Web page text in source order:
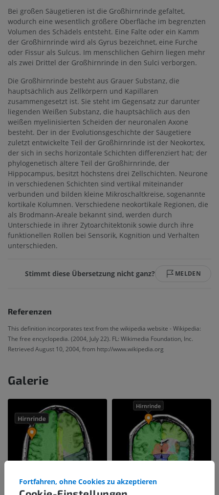
Bei großen Säugetieren ist die Großhirnrinde gefaltet,
wodurch eine wesentlich größere Oberfläche im begrenzten
Volumen des Schädels entsteht. Eine Falte oder ein Kamm
der Großhirnrinde wird als Gyrus bezeichnet, eine Furche
oder Fissur als Sulcus. Im menschlichen Gehirn liegen mehr
als zwei Drittel der Großhirnrinde in den Sulci verborgen.
Die Großhirnrinde besteht aus Grauer Substanz, die
hauptsächlich aus Zellkörpern und Kapillaren
zusammengesetzt ist. Sie steht im Gegensatz zur darunter
liegenden Weißen Substanz, die hauptsächlich aus den
weißen myelinisierten Scheiden der neuronalen Axone
besteht. Der in der Evolutionsgeschichte der Säugetiere
zuletzt entwickelte Teil der Großhirnrinde ist der Neokortex,
der sich in sechs horizontale Schichten differenziert hat; der
phylogenetisch ältere Teil der Großhirnrinde, der
Hippocampus, besitzt höchstens drei Zellschichten. Neurone
in verschiedenen Schichten sind vertikal miteinander
verbunden und bilden kleine Mikroschaltkreise, sogenannte
kortikale Kolumnen. Verschiedene neokortikale Regionen, die
als Brodmann-Areale bekannt sind, werden durch
Unterschiede in ihrer Zytoarchitektonik sowie durch ihre
funktionellen Rollen bei Sensorik, Kognition und Verhalten
unterschieden.
Stimmt diese Übersetzung nicht ganz? MELDEN
Referenzen
This definition incorporates text from the wikipedia website - Wikipedia:
The free encyclopedia. (2004, July 22). FL: Wikimedia Foundation, Inc.
Retrieved August 10, 2004, from http://www.wikipedia.org
Galerie
Fortfahren, ohne Cookies zu akzeptieren